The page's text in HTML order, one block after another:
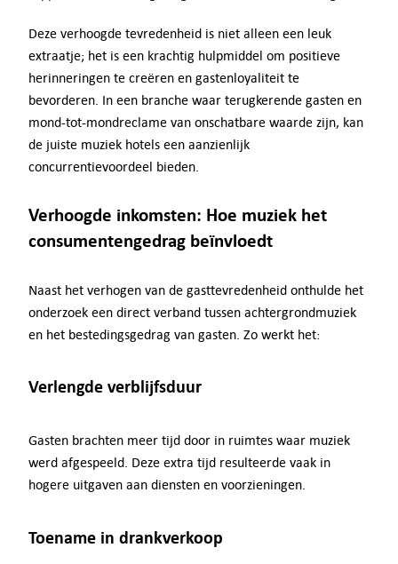
Deze verhoogde tevredenheid is niet alleen een leuk
extraatje; het is een krachtig hulpmiddel om positieve
herinneringen te creëren en gastenloyaliteit te
bevorderen. In een branche waar terugkerende gasten en
mond-tot-mondreclame van onschatbare waarde zijn, kan
de juiste muziek hotels een aanzienlijk
concurrentievoordeel bieden.
Verhoogde inkomsten: Hoe muziek het
consumentengedrag beïnvloedt
Naast het verhogen van de gasttevredenheid onthulde het
onderzoek een direct verband tussen achtergrondmuziek
en het bestedingsgedrag van gasten. Zo werkt het:
Verlengde verblijfsduur
Gasten brachten meer tijd door in ruimtes waar muziek
werd afgespeeld. Deze extra tijd resulteerde vaak in
hogere uitgaven aan diensten en voorzieningen.
Toename in drankverkoop